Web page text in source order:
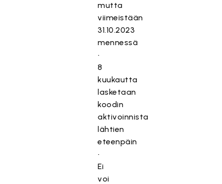
mutta
viimeistään
31.10.2023
mennessä
•
8
kuukautta
lasketaan
koodin
aktivoinnista
lähtien
eteenpäin
•
Ei
voi